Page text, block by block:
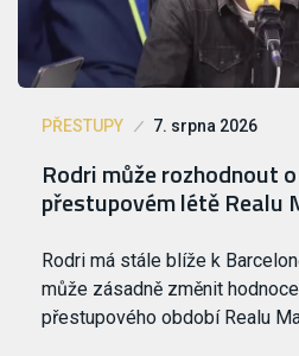
PŘESTUPY 7. srpna 2026
Rodri může rozhodnout
přestupovém létě Realu
Rodri má stále blíže k
může zásadně změnit
přestupového období Realu